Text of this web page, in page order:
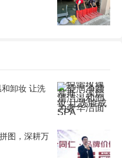
卸妆 让洗
图，深耕万